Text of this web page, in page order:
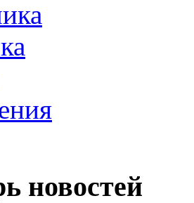
новостей